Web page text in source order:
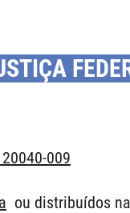
009
ou distribuídos